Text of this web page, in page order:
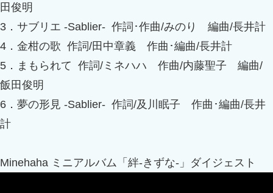
田俊明
3．サブリエ -Sablier- 作詞･作曲/みのり 編曲/長井計
4．金柑の歌 作詞/田中章義 作曲･編曲/長井計
5．まもられて 作詞/ミネハハ 作曲/内藤聖子 編曲/
飯田俊明
6．夢の形見 -Sablier- 作詞/及川眠子 作曲･編曲/長井
計
Minehaha ミニアルバム「絆-きずな-」ダイジェスト